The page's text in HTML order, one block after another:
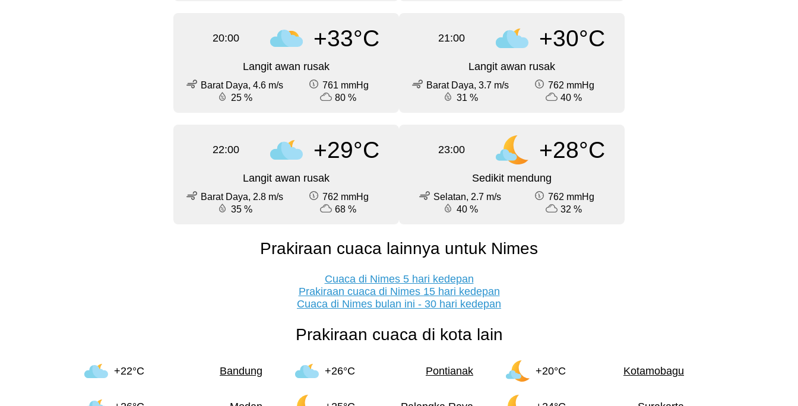
20:00 +33°C
Langit awan rusak
Barat Daya, 4.6 m/s
761 mmHg
25 %
80 %
21:00 +30°C
Langit awan rusak
Barat Daya, 3.7 m/s
762 mmHg
31 %
40 %
22:00 +29°C
Langit awan rusak
Barat Daya, 2.8 m/s
762 mmHg
35 %
68 %
23:00 +28°C
Sedikit mendung
Selatan, 2.7 m/s
762 mmHg
40 %
32 %
Prakiraan cuaca lainnya untuk Nimes
Cuaca di Nimes 5 hari kedepan
Prakiraan cuaca di Nimes 15 hari kedepan
Cuaca di Nimes bulan ini - 30 hari kedepan
Prakiraan cuaca di kota lain
+22°C Bandung +26°C Pontianak +20°C Kotamobagu